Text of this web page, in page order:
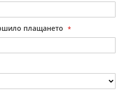
плащането